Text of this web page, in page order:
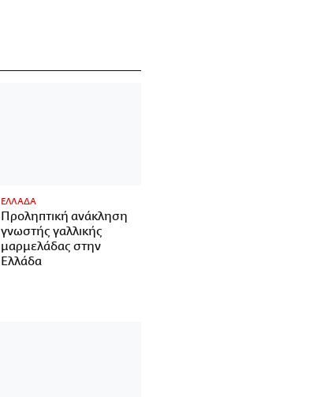
ΕΛΛΑΔΑ
Προληπτική ανάκληση
γνωστής γαλλικής
μαρμελάδας στην
Ελλάδα